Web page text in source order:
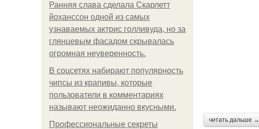
Ранняя слава сделала Скарлетт
йоханссон одной из самых
узнаваемых актрис голливуда, но за
глянцевым фасадом скрывалась
огромная неуверенность.
В соцсетях набирают популярность
чипсы из крапивы, которые
пользователи в комментариях
называют неожиданно вкусными.
Профессиональные секреты
читать дальше →